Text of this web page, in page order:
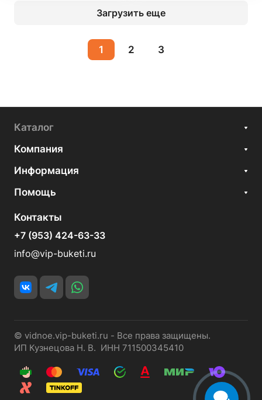
Загрузить еще
1 2 3
Каталог
Компания
Информация
Помощь
Контакты
+7 (953) 424-63-33
info@vip-buketi.ru
© vidnoe.vip-buketi.ru - Все права защищены.
ИП Кузнецова Н. В. ИНН 711500345410